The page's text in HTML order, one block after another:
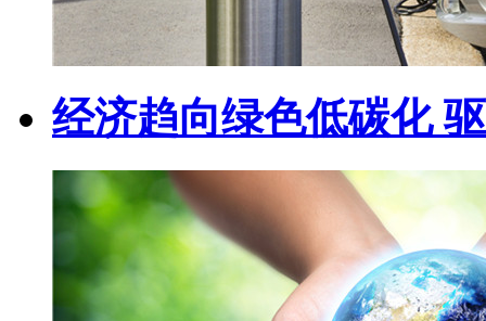
经济趋向绿色低碳化